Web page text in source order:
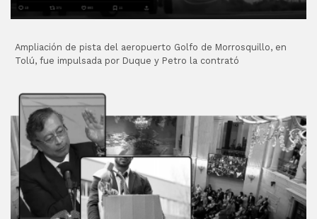
Ampliación de pista del aeropuerto Golfo de Morrosquillo, en
Tolú, fue impulsada por Duque y Petro la contrató